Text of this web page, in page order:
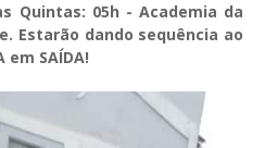
Quintas: 05h - Academia da
Estarão dando sequência ao
em SAÍDA!